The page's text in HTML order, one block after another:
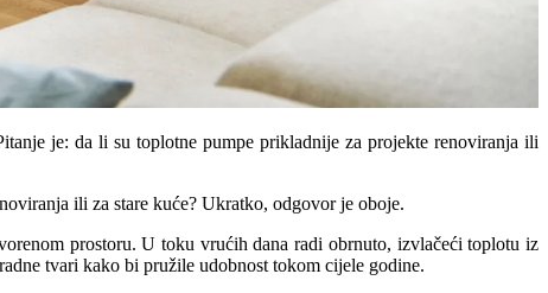
je: da li su toplotne pumpe prikladnije za projekte renoviranja ili
ili za stare kuće? Ukratko, odgovor je oboje.
prostoru. U toku vrućih dana radi obrnuto, izvlačeći toplotu iz
tvari kako bi pružile udobnost tokom cijele godine.